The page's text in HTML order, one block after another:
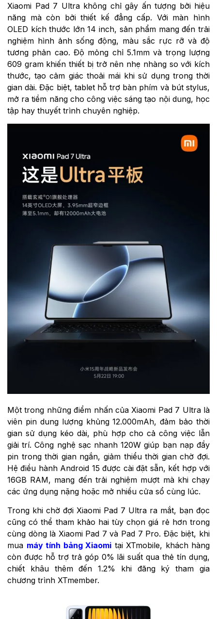
Xiaomi Pad 7 Ultra không chỉ gây ấn tượng bởi hiệu
năng mà còn bởi thiết kế đẳng cấp. Với màn hình
OLED kích thước lớn 14 inch, sản phẩm mang đến trải
nghiệm hình ảnh sống động, màu sắc rực rỡ và độ
tương phản cao. Độ mỏng chỉ 5.1mm và trọng lượng
609 gram khiến thiết bị trở nên nhẹ nhàng so với kích
thước, tạo cảm giác thoải mái khi sử dụng trong thời
gian dài. Đặc biệt, tablet hỗ trợ bàn phím và bút stylus,
mở ra tiềm năng cho công việc sáng tạo nội dung, học
tập hay thuyết trình chuyên nghiệp.
Một trong những điểm nhấn của Xiaomi Pad 7 Ultra là
viên pin dung lượng khủng 12.000mAh, đảm bảo thời
gian sử dụng kéo dài, phù hợp cho cả công việc lẫn
giải trí. Công nghệ sạc nhanh 120W giúp bạn nạp đầy
pin trong thời gian ngắn, giảm thiểu thời gian chờ đợi.
Hệ điều hành Android 15 được cài đặt sẵn, kết hợp với
16GB RAM, mang đến trải nghiệm mượt mà khi chạy
các ứng dụng nặng hoặc mở nhiều cửa sổ cùng lúc.
Trong khi chờ đợi Xiaomi Pad 7 Ultra ra mắt, bạn đọc
cũng có thể tham khảo hai tùy chọn giá rẻ hơn trong
cùng dòng là Xiaomi Pad 7 và Pad 7 Pro. Đặc biệt, khi
mua máy tính bảng Xiaomi tại XTmobile, khách hàng
còn được hỗ trợ trả góp 0% lãi suất qua thẻ tín dụng,
chiết khâu thêm đến 1.2% khi đăng ký tham gia
chương trình XTmember.